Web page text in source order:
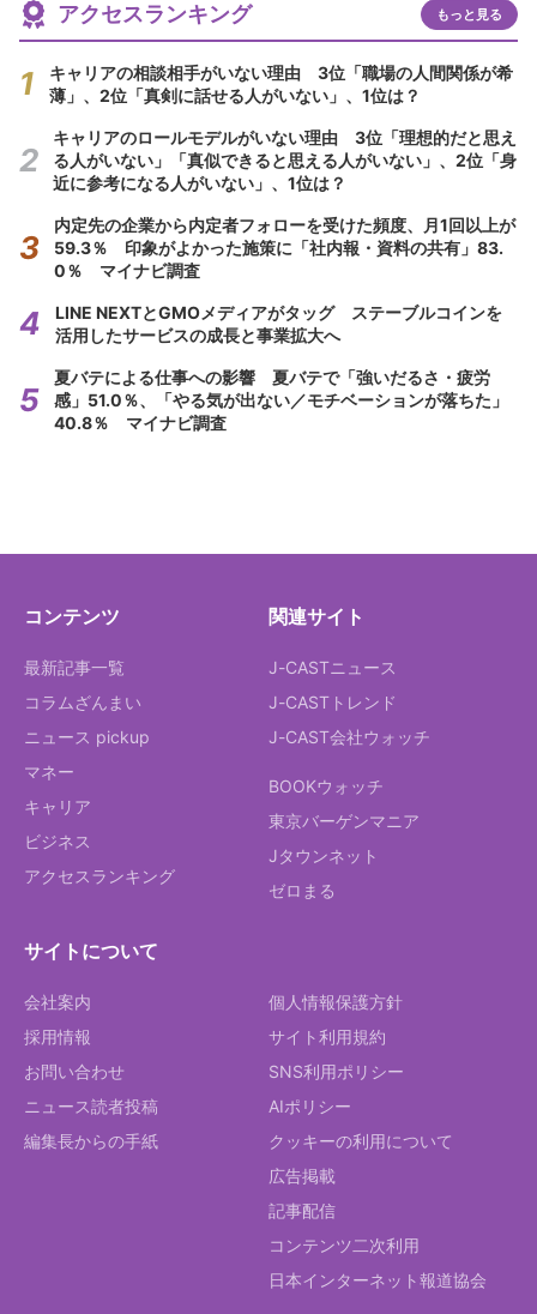
アクセスランキング もっと見る
キャリアの相談相手がいない理由 3位「職場の人間関係が希
薄」、2位「真剣に話せる人がいない」、1位は？
キャリアのロールモデルがいない理由 3位「理想的だと思え
る人がいない」「真似できると思える人がいない」、2位「身
近に参考になる人がいない」、1位は？
内定先の企業から内定者フォローを受けた頻度、月1回以上が
59.3％ 印象がよかった施策に「社内報・資料の共有」83.
0％ マイナビ調査
LINE NEXTとGMOメディアがタッグ ステーブルコインを
活用したサービスの成長と事業拡大へ
夏バテによる仕事への影響 夏バテで「強いだるさ・疲労
感」51.0％、「やる気が出ない／モチベーションが落ちた」
40.8％ マイナビ調査
コンテンツ
最新記事一覧
コラムざんまい
ニュース pickup
マネー
キャリア
ビジネス
アクセスランキング
関連サイト
J-CASTニュース
J-CASTトレンド
J-CAST会社ウォッチ
BOOKウォッチ
東京バーゲンマニア
Jタウンネット
ゼロまる
サイトについて
会社案内
採用情報
お問い合わせ
ニュース読者投稿
編集長からの手紙
個人情報保護方針
サイト利用規約
SNS利用ポリシー
AIポリシー
クッキーの利用について
広告掲載
記事配信
コンテンツ二次利用
日本インターネット報道協会